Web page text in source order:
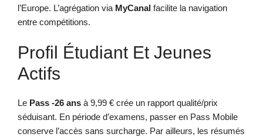
l’Europe. L’agrégation via MyCanal facilite la navigation
entre compétitions.
Profil Étudiant Et Jeunes
Actifs
Le Pass -26 ans à 9,99 € crée un rapport qualité/prix
séduisant. En période d’examens, passer en Pass Mobile
conserve l’accès sans surcharge. Par ailleurs, les résumés